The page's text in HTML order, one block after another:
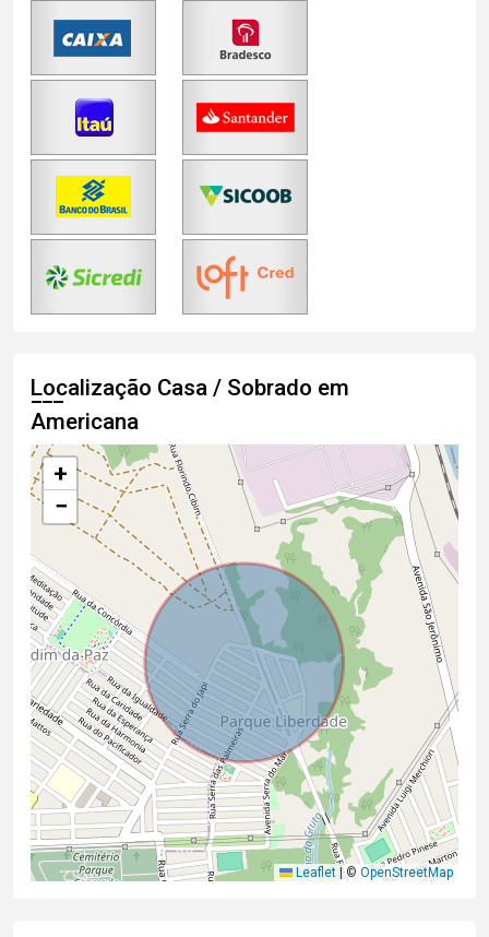
Localização Casa / Sobrado em
Americana
+
−
Leaflet |© OpenStreetMap